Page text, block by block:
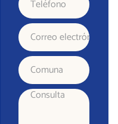
Apellido
Teléfono
Correo
electrónico
Comuna
Consulta